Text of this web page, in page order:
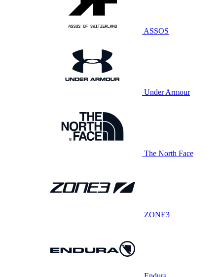
ASSOS
Under Armour
The North Face
ZONE3